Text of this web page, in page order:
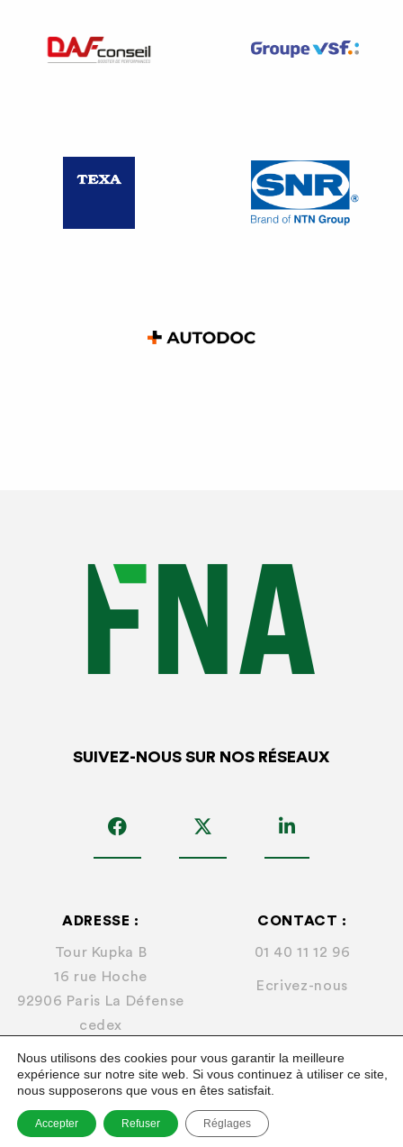
SUIVEZ-NOUS SUR NOS RÉSEAUX
ADRESSE :
Tour Kupka B
16 rue Hoche
92906 Paris La Défense
cedex
CONTACT :
01 40 11 12 96
Ecrivez-nous
© 2026FNA
Mentions légales.
Plan du site
Nous utilisons des cookies pour vous garantir la meilleure
expérience sur notre site web. Si vous continuez à utiliser ce site,
nous supposerons que vous en êtes satisfait.
Accepter Refuser Réglages